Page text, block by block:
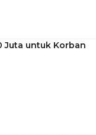
Juta untuk Korban